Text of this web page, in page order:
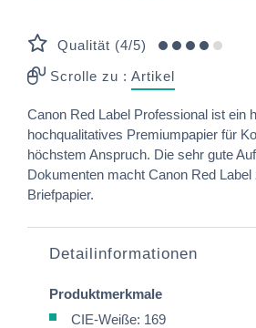
Qualität (4/5)
Scrolle zu : Artikel
Canon Red Label Professional ist ein
hochqualitatives Premiumpapier für
höchstem Anspruch. Die sehr gute
Dokumenten macht Canon Red Label
Briefpapier.
Detailinformationen
Produktmerkmale
CIE-Weiße: 169